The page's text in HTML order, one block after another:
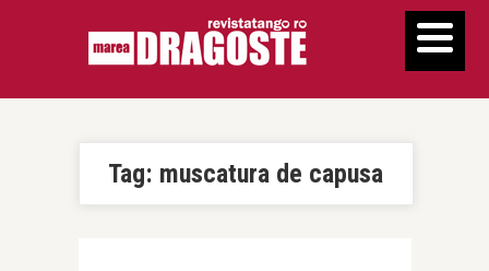
Tag: muscatura de capusa